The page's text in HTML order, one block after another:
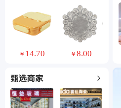
￥ 14.70 ￥8.00